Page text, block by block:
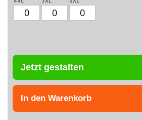
Jetzt gestalten
In den Warenkorb